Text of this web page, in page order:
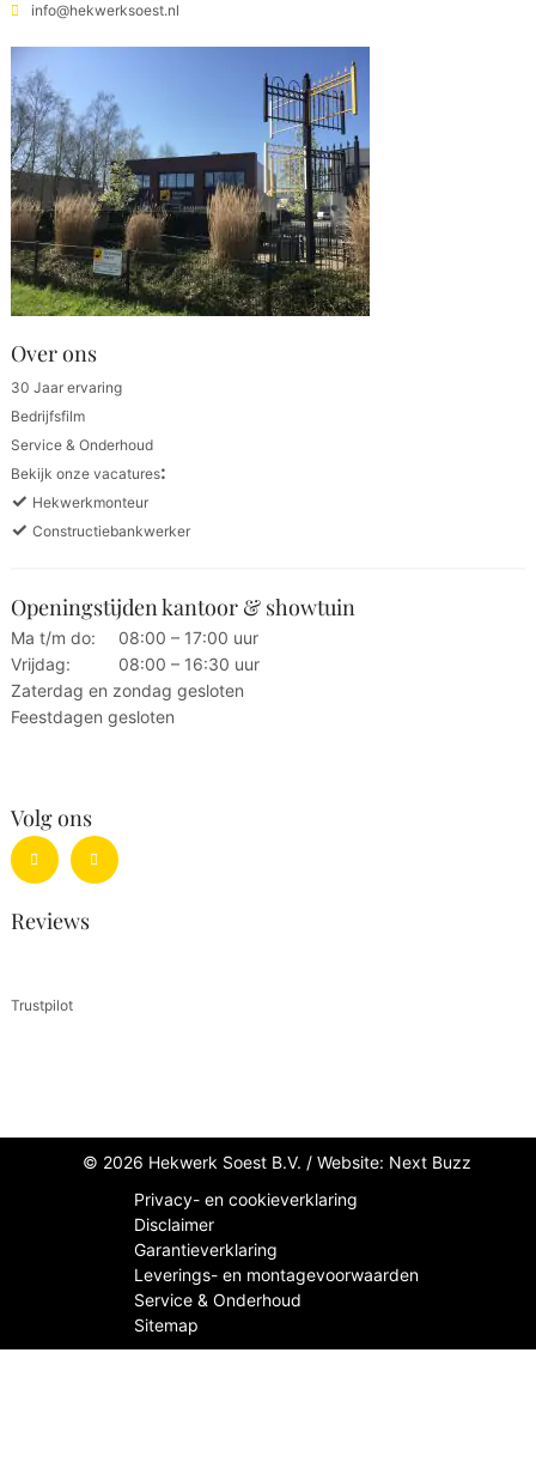
info@hekwerksoest.nl
Over ons
30 Jaar ervaring
Bedrijfsfilm
Service & Onderhoud
Bekijk onze vacatures:
✓ Hekwerkmonteur
✓ Constructiebankwerker
Openingstijden kantoor & showtuin
Ma t/m do:
08:00 – 17:00 uur
Vrijdag:
08:00 – 16:30 uur
Zaterdag en zondag gesloten
Feestdagen gesloten
Volg ons
Reviews
Trustpilot
© 2026 Hekwerk Soest B.V. / Website: Next Buzz
Privacy- en cookieverklaring
Disclaimer
Garantieverklaring
Leverings- en montagevoorwaarden
Service & Onderhoud
Sitemap